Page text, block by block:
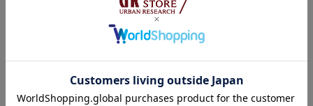
： ¥99,000〜 → ¥82,500〜
： ¥132,000〜 → ¥110,000〜
： ¥44,000〜 → ¥33,000〜
VEST： ¥34,100〜 → ¥22,000〜
※一部オプション別途有料となります。
※上記価格は税込み価格です。